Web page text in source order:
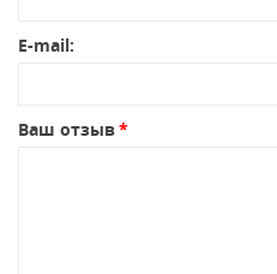
E-mail:
Ваш отзыв